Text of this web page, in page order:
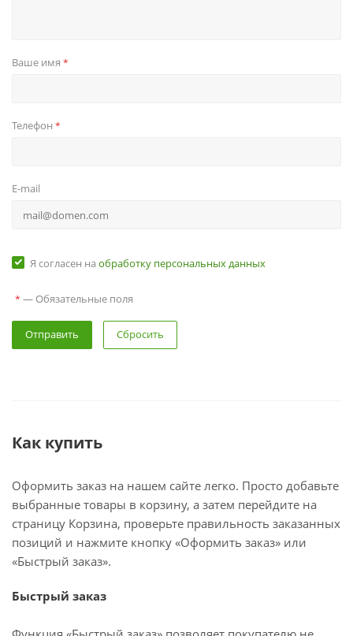
Ваше имя *
Телефон *
E-mail
Я согласен на обработку персональных данных
* — Обязательные поля
Сбросить
Как купить
Оформить заказ на нашем сайте легко. Просто добавьте
выбранные товары в корзину, а затем перейдите на
страницу Корзина, проверьте правильность заказанных
позиций и нажмите кнопку «Оформить заказ» или
«Быстрый заказ».
Быстрый заказ